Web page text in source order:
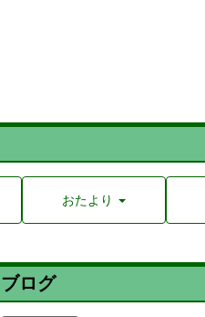
おたより
ブログ